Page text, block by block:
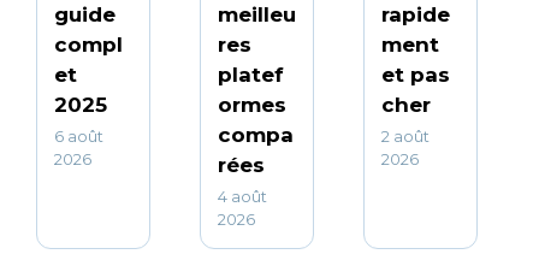
guide
compl
et
2025
6 août
2026
meilleu
res
platef
ormes
compa
rées
4 août
2026
rapide
ment
et pas
cher
2 août
2026